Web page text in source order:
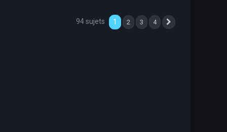
94 sujets 1 2 3 4